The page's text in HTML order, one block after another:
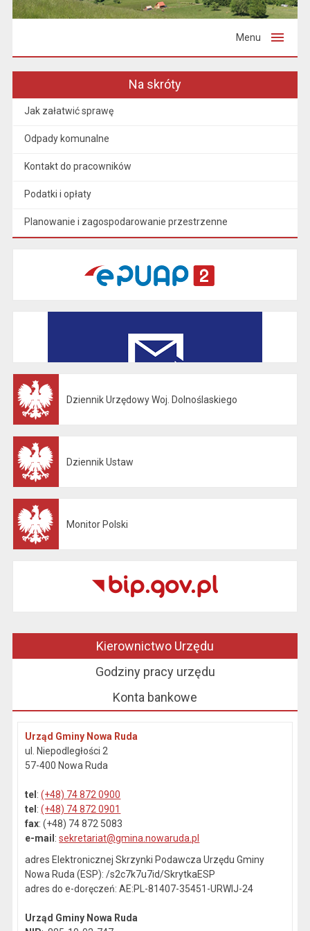
Menu
Na skróty
Jak załatwić sprawę
Odpady komunalne
Kontakt do pracowników
Podatki i opłaty
Planowanie i zagospodarowanie przestrzenne
Dziennik Urzędowy Woj. Dolnoślaskiego
Dziennik Ustaw
Monitor Polski
Kierownictwo Urzędu
Godziny pracy urzędu
Konta bankowe
Urząd Gminy Nowa Ruda
ul. Niepodległości 2
57-400 Nowa Ruda
tel :(+48) 74 872 0900
tel :(+48) 74 872 0901
fax: (+48) 74 872 5083
e-mail :sekretariat@gmina.nowaruda.pl
adres Elektronicznej Skrzynki Podawcza Urzędu Gminy
Nowa Ruda (ESP): /s2c7k7u7id/SkrytkaESP
adres do e-doręczeń: AE:PL-81407-35451-URWIJ-24
Urząd Gminy Nowa Ruda